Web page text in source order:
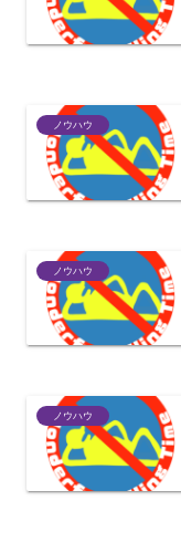
ノウハウ
ノウハウ
ノウハウ